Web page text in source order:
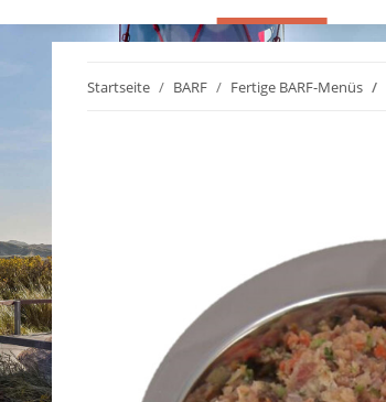
Startseite BARF Fertige BARF-Menüs